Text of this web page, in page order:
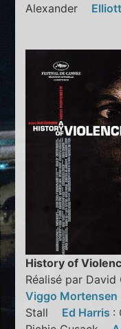
Alexander
History of
Réalisé par David
Viggo Mortensen
Stall Ed Harris :